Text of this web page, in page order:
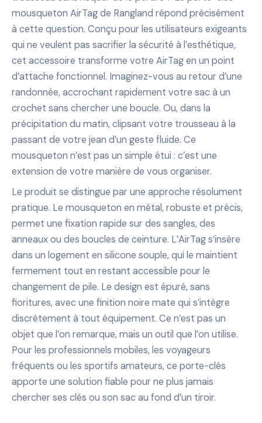
mousqueton AirTag de Rangland répond précisément
à cette question. Conçu pour les utilisateurs exigeants
qui ne veulent pas sacrifier la sécurité à l’esthétique,
cet accessoire transforme votre AirTag en un point
d’attache fonctionnel. Imaginez-vous au retour d’une
randonnée, accrochant rapidement votre sac à un
crochet sans chercher une boucle. Ou, dans la
précipitation du matin, clipsant votre trousseau à la
passant de votre jean d’un geste fluide. Ce
mousqueton n’est pas un simple étui : c’est une
extension de votre manière de vous organiser.
Le produit se distingue par une approche résolument
pratique. Le mousqueton en métal, robuste et précis,
permet une fixation rapide sur des sangles, des
anneaux ou des boucles de ceinture. L’AirTag s’insère
dans un logement en silicone souple, qui le maintient
fermement tout en restant accessible pour le
changement de pile. Le design est épuré, sans
fioritures, avec une finition noire mate qui s’intègre
discrètement à tout équipement. Ce n’est pas un
objet que l’on remarque, mais un outil que l’on utilise.
Pour les professionnels mobiles, les voyageurs
fréquents ou les sportifs amateurs, ce porte-clés
apporte une solution fiable pour ne plus jamais
chercher ses clés ou son sac au fond d’un tiroir.